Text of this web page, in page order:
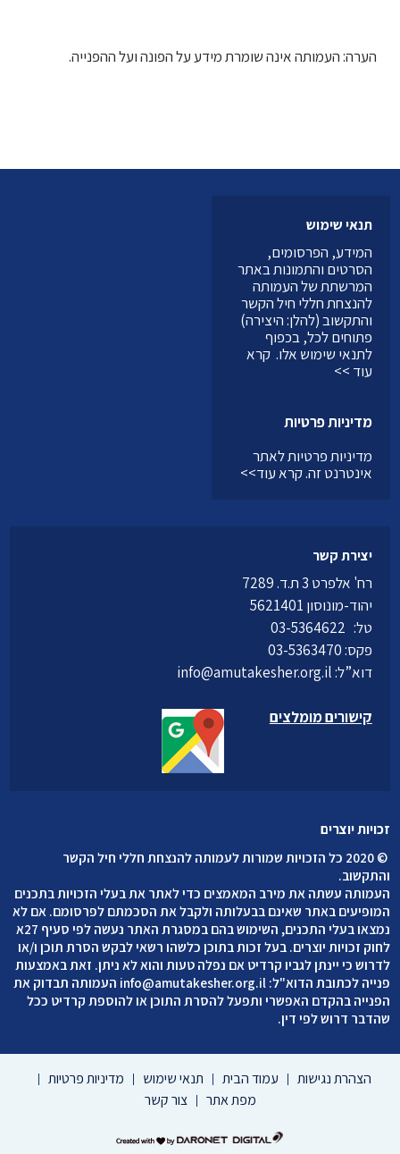
הערה: העמותה אינה שומרת מידע על הפונה ועל ההפנייה.
תנאי שימוש
המידע, הפרסומים,
הסרטים והתמונות באתר
המרשתת של העמותה
להנצחת חללי חיל הקשר
והתקשוב (להלן: היצירה)
פתוחים לכל, בכפוף
לתנאי שימוש אלו.קרא
עוד >>
מדיניות פרטיות
מדיניות פרטיות לאתר
אינטרנט זה.קרא עוד>>
זכויות יוצרים
©
2020 כל הזכויות שמורות לעמותה להנצחת חללי חיל הקשר
והתקשוב.
העמותה עשתה את מירב המאמצים כדי לאתר את בעלי הזכויות בתכנים
המופיעים באתר שאינם בבעלותה ולקבל את הסכמתם לפרסומם. אם לא
נמצאו בעלי התכנים, השימוש בהם במסגרת האתר נעשה לפי סעיף 27א
לחוק זכויות יוצרים. בעל זכות בתוכן כלשהו רשאי לבקש הסרת תוכן ו/או
לדרוש כי יינתן לגביו קרדיט אם נפלה טעות והוא לא ניתן. זאת באמצעות
פנייה לכתובת הדוא"ל: info@amutakesher.org.il העמותה תבדוק את
הפנייה בהקדם האפשרי ותפעל להסרת התוכן או להוספת קרדיט ככל
שהדבר דרוש לפי דין.
יצירת קשר
רח' אלפרט 3 ת.ד. 7289
יהוד-מונוסון 5621401
טל:
פקס: 03-5363470
דוא”ל:info@amutakesher.org.il
קישורים מומלצים
הצהרת נגישות עמוד הבית תנאי שימוש
מדיניות פרטיות
מפת אתר
צור קשר
דרונט